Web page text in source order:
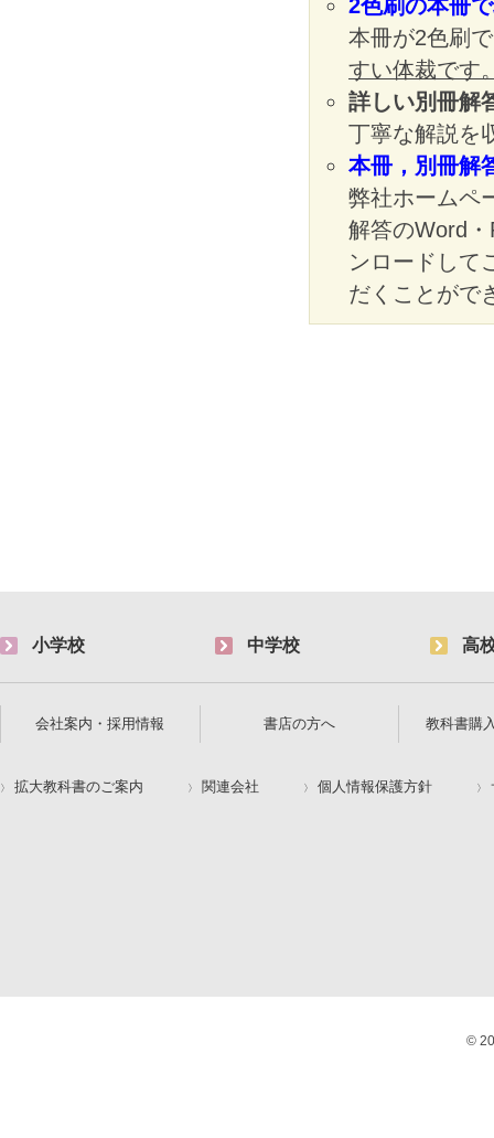
2色刷の本冊
本冊が2色刷
すい体裁です
詳しい別冊解
丁寧な解説を
本冊，別冊解
弊社ホームペ
解答のWord
ンロードして
だくことがで
小学校 中学校 高
会社案内・採用情報 書店の方へ 教科書購
拡大教科書のご案内 関連会社 個人情報保護方針
©